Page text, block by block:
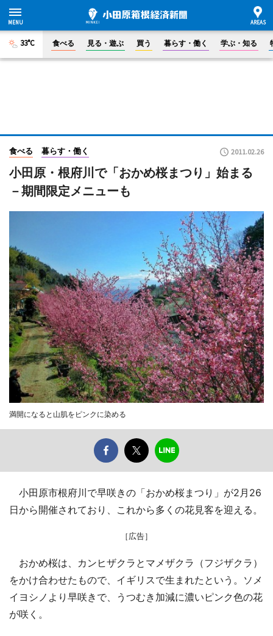
33°C 食べる 見る・遊ぶ 買う 暮らす・働く 学ぶ・知る
食べる 暮らす・働く 2011.02.26
小田原・根府川で「おかめ桜まつり」始まる
－期間限定メニューも
満開になると山肌をピンクに染める
小田原市根府川で早咲きの「おかめ桜まつり」が2月26
日から開催されており、これから多くの花見客を迎える。
［広告］
おかめ桜は、カンヒザクラとマメザクラ（フジザクラ）
をかけ合わせたもので、イギリスで生まれたという。ソメ
イヨシノより早咲きで、うつむき加減に濃いピンク色の花
が咲く。